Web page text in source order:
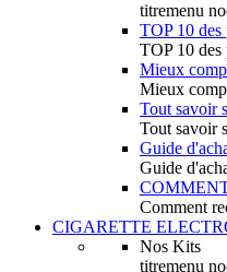
titremenu
TOP 10 des
TOP 10 des
Mieux
Mieux
Tout savoir
Tout savoir
Guide
Guide
Comment
CIGARETTE
Nos Kits
titremenu